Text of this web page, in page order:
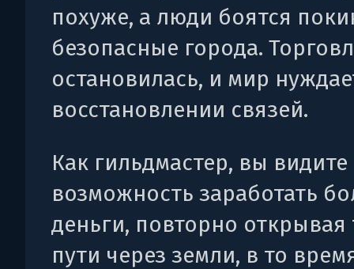
похуже, а люди боятся
безопасные города.
остановилась, и мир
восстановлении связей.
Как гильдмастер, вы видите
возможность заработать
деньги, повторно открывая
пути через земли, в то